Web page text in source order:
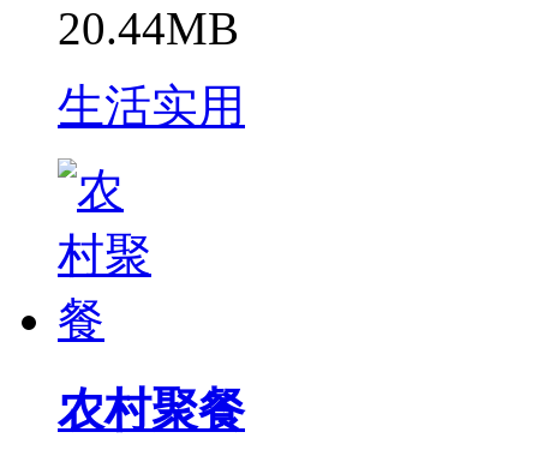
20.44MB
生活实用
农村聚餐